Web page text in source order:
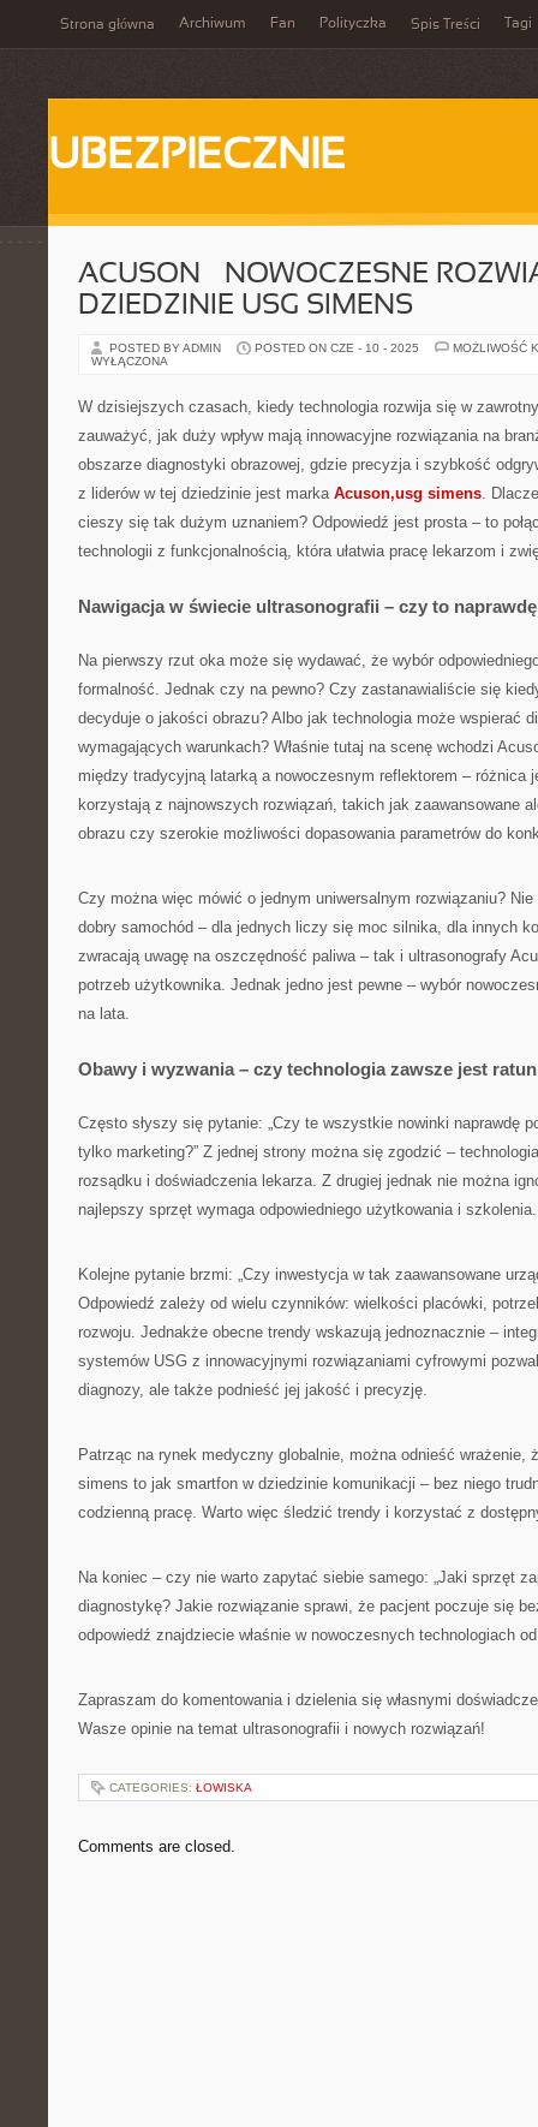
Strona główna Archiwum Fan Polityczka Spis Treści Tagi
UBEZPIECZNIE
ACUSON – NOWOCZESNE
DZIEDZINIE USG SIMENS
POSTED BY ADMIN POSTED ON CZE - 10 - 2025
MOŻLIWOŚĆ
WYŁĄCZONA
W dzisiejszych czasach, kiedy technologia rozwija się w
zauważyć, jak duży wpływ mają innowacyjne rozwiązania na
obszarze diagnostyki obrazowej, gdzie precyzja i szybkość
z liderów w tej dziedzinie jest marka Acuson,usg simens.
cieszy się tak dużym uznaniem? Odpowiedź jest prosta – to
technologii z funkcjonalnością, która ułatwia pracę lekarzom i
Nawigacja w świecie ultrasonografii – czy to
Na pierwszy rzut oka może się wydawać, że wybór
formalność. Jednak czy na pewno? Czy zastanawialiście się
decyduje o jakości obrazu? Albo jak technologia może wspierać
wymagających warunkach? Właśnie tutaj na scenę wchodzi
między tradycyjną latarką a nowoczesnym reflektorem – różnica
korzystają z najnowszych rozwiązań, takich jak zaawansowane
obrazu czy szerokie możliwości dopasowania parametrów do
Czy można więc mówić o jednym uniwersalnym rozwiązaniu?
dobry samochód – dla jednych liczy się moc silnika, dla innych
zwracają uwagę na oszczędność paliwa – tak i ultrasonografy
potrzeb użytkownika. Jednak jedno jest pewne – wybór
na lata.
Obawy i wyzwania – czy technologia zawsze jest
Często słyszy się pytanie: „Czy te wszystkie nowinki naprawdę
tylko marketing?” Z jednej strony można się zgodzić –
rozsądku i doświadczenia lekarza. Z drugiej jednak nie można
najlepszy sprzęt wymaga odpowiedniego użytkowania i szkolenia.
Kolejne pytanie brzmi: „Czy inwestycja w tak zaawansowane
Odpowiedź zależy od wielu czynników: wielkości placówki,
rozwoju. Jednakże obecne trendy wskazują jednoznacznie –
systemów USG z innowacyjnymi rozwiązaniami cyfrowymi
diagnozy, ale także podnieść jej jakość i precyzję.
Patrząc na rynek medyczny globalnie, można odnieść wrażenie,
simens to jak smartfon w dziedzinie komunikacji – bez niego
codzienną pracę. Warto więc śledzić trendy i korzystać z
Na koniec – czy nie warto zapytać siebie samego: „Jaki sprzęt
diagnostykę? Jakie rozwiązanie sprawi, że pacjent poczuje się
odpowiedź znajdziecie właśnie w nowoczesnych technologiach
Zapraszam do komentowania i dzielenia się własnymi
Wasze opinie na temat ultrasonografii i nowych rozwiązań!
CATEGORIES: ŁOWISKA
Comments are closed.